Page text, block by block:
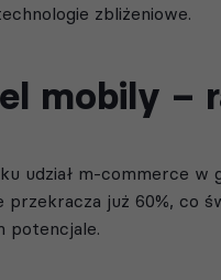
zbliżeniowe.
mobily –
udział m-commerce w
przekracza już 60%, co
potencjale.